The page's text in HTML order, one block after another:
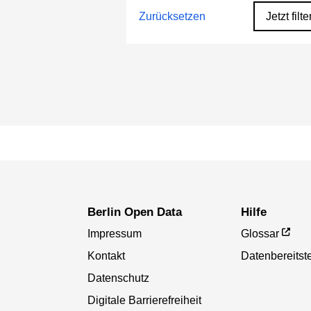
Zurücksetzen Jetzt
Berlin Open Data
Impressum
Kontakt
Datenschutz
Digitale Barrierefreiheit
Hilfe
Glossar